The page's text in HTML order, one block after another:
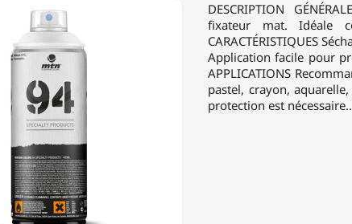
DESCRIPTION
fixateur mat. Idéale
CARACTÉRISTIQUES
Application facile pour
APPLICATIONS
pastel, crayon,
protection est